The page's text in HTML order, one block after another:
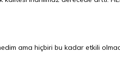
ama hiçbiri bu kadar etkili